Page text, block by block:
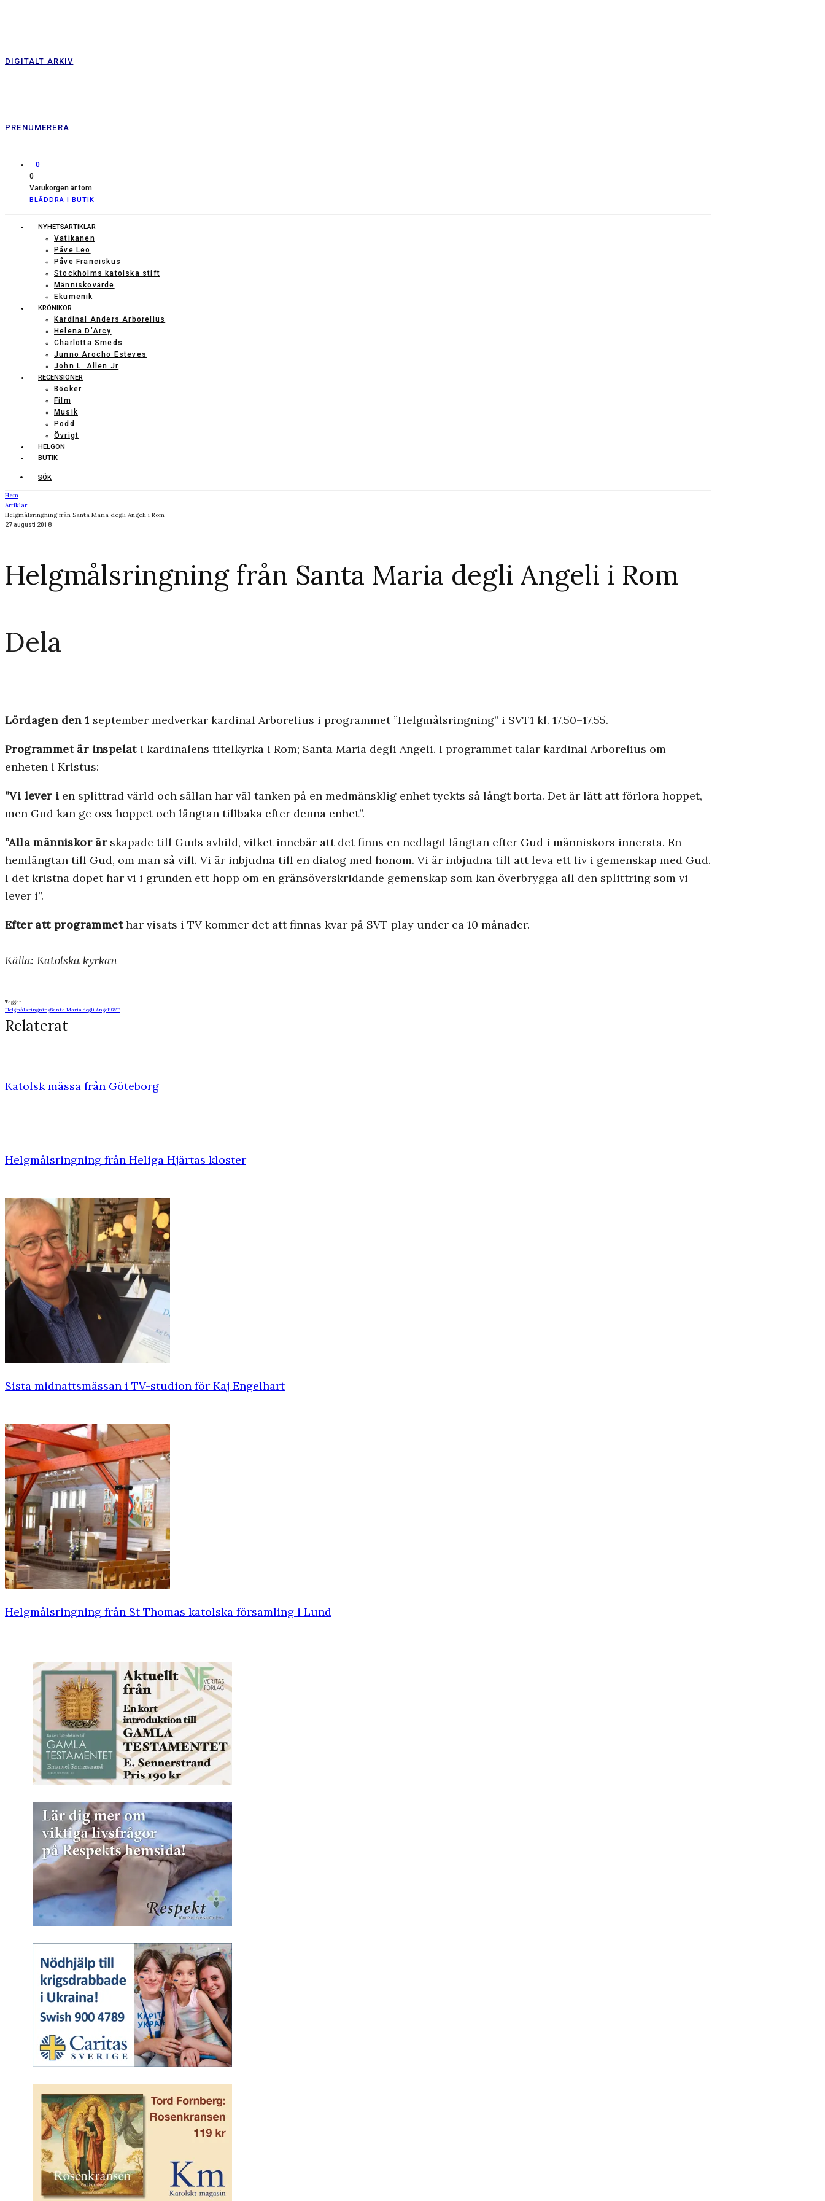
DIGITALT ARKIV
PRENUMERERA
0
0
Varukorgen är tom
BLÄDDRA I BUTIK
NYHETSARTIKLAR
Vatikanen
Påve Leo
Påve Franciskus
Stockholms katolska stift
Människovärde
Ekumenik
KRÖNIKOR
Kardinal Anders Arborelius
Helena D’Arcy
Charlotta Smeds
Junno Arocho Esteves
John L. Allen Jr
RECENSIONER
Böcker
Film
Musik
Podd
Övrigt
HELGON
BUTIK
SÖK
Hem
Artiklar
Helgmålsringning från Santa Maria degli Angeli i Rom
27 augusti 2018
Helgmålsringning från Santa Maria degli Angeli i Rom
Dela
Lördagen den 1 september medverkar kardinal Arborelius i programmet ”Helgmålsringning” i SVT1 kl. 17.50–17.55.
Programmet är inspelati kardinalens titelkyrka i Rom; Santa Maria degli Angeli. I programmet talar kardinal Arborelius om
enheten i Kristus:
”Vi lever i en splittrad värld och sällan har väl tanken på en medmänsklig enhet tyckts så långt borta. Det är lätt att förlora hoppet,
men Gud kan ge oss hoppet och längtan tillbaka efter denna enhet”.
”Alla människor ärskapade till Guds avbild, vilket innebär att det finns en nedlagd längtan efter Gud i människors innersta. En
hemlängtan till Gud, om man så vill. Vi är inbjudna till en dialog med honom. Vi är inbjudna till att leva ett liv i gemenskap med Gud.
I det kristna dopet har vi i grunden ett hopp om en gränsöverskridande gemenskap som kan överbrygga all den splittring som vi
lever i”.
Efter att programmethar visats i TV kommer det att finnas kvar på SVT play under ca 10 månader.
Källa: Katolska kyrkan
Taggar
HelgmålsringningSanta Maria degli AngeliSVT
Relaterat
Katolsk mässa från Göteborg
Helgmålsringning från Heliga Hjärtas kloster
Sista midnattsmässan i TV-studion för Kaj Engelhart
Helgmålsringning från St Thomas katolska församling i Lund